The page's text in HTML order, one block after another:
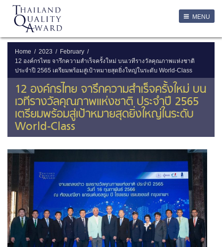
MENU
Home 2023
February
12 องค์กรไทย จารึกความสำเร็จครั้งใหม่ บนเวทีรางวัลคุณภาพแห่งชาติ
ประจำปี 2565 เตรียมพร้อมสู่เป้าหมายสุดยิ่งใหญ่ในระดับ World-Class
12 องค์กรไทย จารึกความสำเร็จครั้งใหม่ บน
เวทีรางวัลคุณภาพแห่งชาติ ประจำปี 2565
เตรียมพร้อมสู่เป้าหมายสุดยิ่งใหญ่ในระดับ
World-Class
Username
Password
Remember Me
ลืมรหัสผ่าน
SERVICES